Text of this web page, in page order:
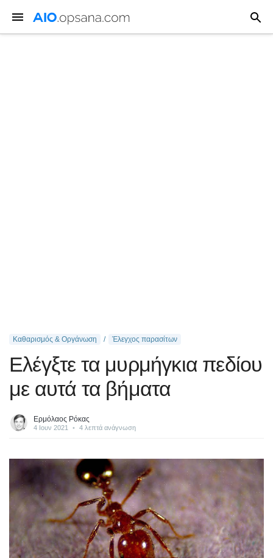
Καθαρισμός & Οργάνωση Έλεγχος παρασίτων
Ελέγξτε τα μυρμήγκια πεδίου
με αυτά τα βήματα
Ερμόλαος Ρόκας
4 Ιουν 2021 • 4 λεπτά ανάγνωση